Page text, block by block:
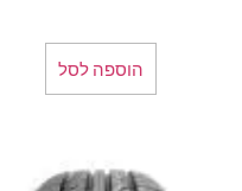
הוספה לסל